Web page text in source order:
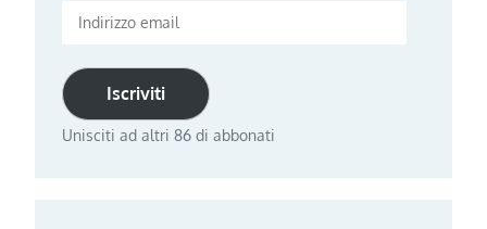
Indirizzo
Iscriviti
Unisciti ad altri 86 di abbonati